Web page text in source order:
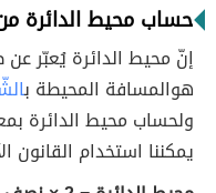
حساب محيط الدائرة
إنّ محيط الدائرة يُعبّر
هوالمسافة المحيطة ب
ولحساب محيط الدائرة
يمكننا استخدام القانون